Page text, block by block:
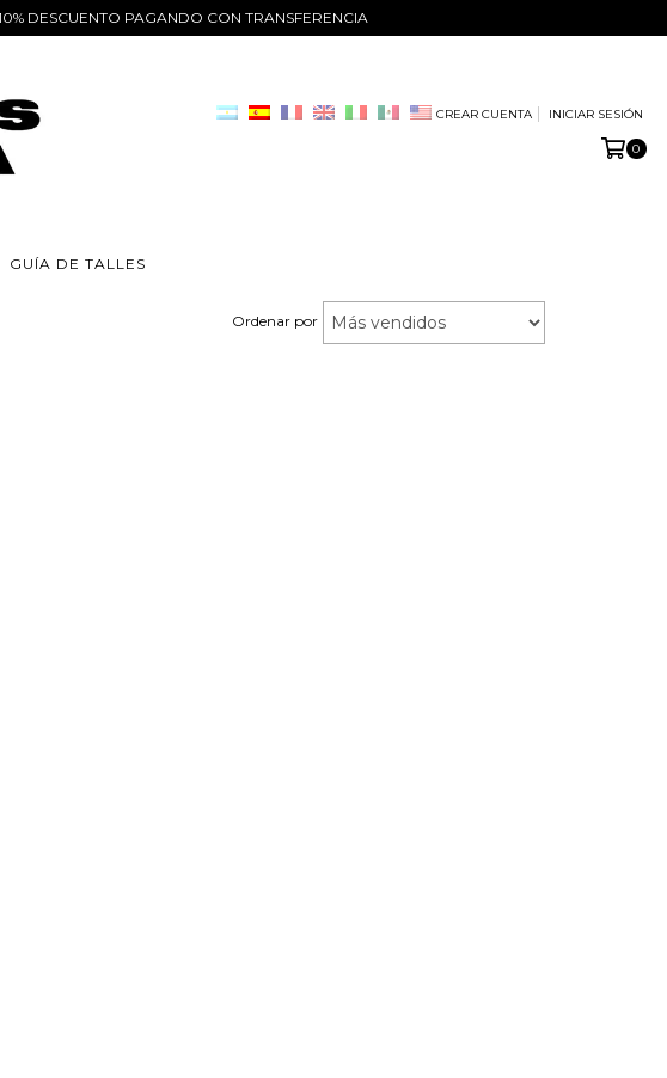
DESCUENTO PAGANDO CON TRANSFERENCIA
CREAR CUENTA INICIAR SESIÓN
0
GUÍA DE TALLES
Ordenar por